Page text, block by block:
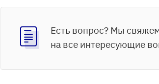
Есть вопрос? Мы
на все интересующие